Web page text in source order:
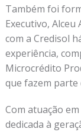
Também foi
Executivo,
com a Credisol
experiência,
Microcrédito
que fazem parte
Com atuação
dedicada à